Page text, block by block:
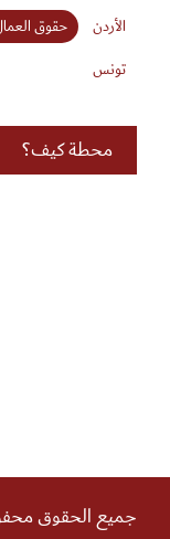
الأردن
حقوق
تونس
محطة كيف؟
جميع الحقوق